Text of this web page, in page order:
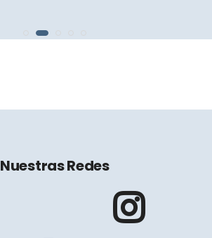
Nuestras Redes